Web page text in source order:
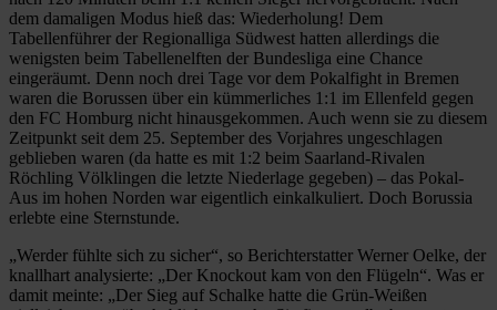
dem damaligen Modus hieß das: Wiederholung! Dem
Tabellenführer der Regionalliga Südwest hatten allerdings die
wenigsten beim Tabellenelften der Bundesliga eine Chance
eingeräumt. Denn noch drei Tage vor dem Pokalfight in Bremen
waren die Borussen über ein kümmerliches 1:1 im Ellenfeld gegen
den FC Homburg nicht hinausgekommen. Auch wenn sie zu diesem
Zeitpunkt seit dem 25. September des Vorjahres ungeschlagen
geblieben waren (da hatte es mit 1:2 beim Saarland-Rivalen
Röchling Völklingen die letzte Niederlage gegeben) – das Pokal-
Aus im hohen Norden war eigentlich einkalkuliert. Doch Borussia
erlebte eine Sternstunde.
„Werder fühlte sich zu sicher“, so Berichterstatter Werner Oelke, der
knallhart analysierte: „Der Knockout kam von den Flügeln“. Was er
damit meinte: „Der Sieg auf Schalke hatte die Grün-Weißen